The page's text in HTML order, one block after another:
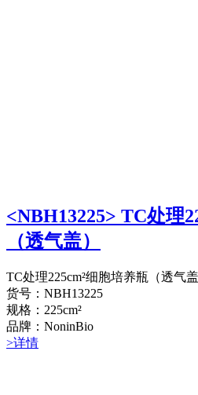
<NBH13225> TC处理
（透气盖）
TC处理225cm²细胞培养瓶（透气盖
货号：NBH13225
规格：225cm²
品牌：NoninBio
>详情